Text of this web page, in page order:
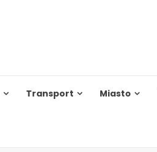
Transport Miasto